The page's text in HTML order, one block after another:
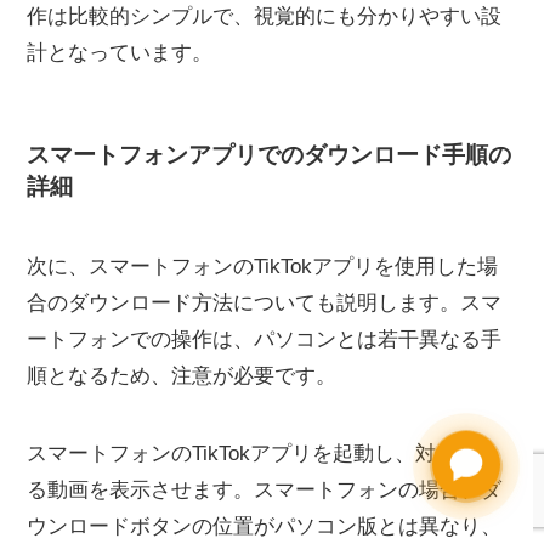
作は比較的シンプルで、視覚的にも分かりやすい設
計となっています。
スマートフォンアプリでのダウンロード手順の
詳細
次に、スマートフォンのTikTokアプリを使用した場
合のダウンロード方法についても説明します。スマ
ートフォンでの操作は、パソコンとは若干異なる手
順となるため、注意が必要です。
スマートフォンのTikTokアプリを起動し、対象とな
る動画を表示させます。スマートフォンの場合、ダ
ウンロードボタンの位置がパソコン版とは異なり、
Need help?